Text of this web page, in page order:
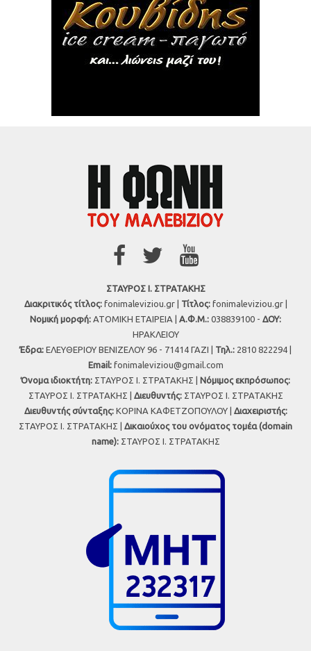
ΣΤΑΥΡΟΣ Ι. ΣΤΡΑΤΑΚΗΣ
Διακριτικός τίτλος:fonimaleviziou.gr | Τίτλος:fonimaleviziou.gr |
Νομική μορφή: ΑΤΟΜΙΚΗ ΕΤΑΙΡΕΙΑ | Α.Φ.Μ.: 038839100 - ΔΟΥ:
ΗΡΑΚΛΕΙΟΥ
Έδρα: ΕΛΕΥΘΕΡΙΟΥ ΒΕΝΙΖΕΛΟΥ 96 - 71414 ΓΑΖΙ | Τηλ.: 2810 822294 |
Εmail: fonimaleviziou@gmail.com
Όνομα ιδιοκτήτη: ΣΤΑΥΡΟΣ Ι. ΣΤΡΑΤΑΚΗΣ | Νόμιμος εκπρόσωπος:
ΣΤΑΥΡΟΣ Ι. ΣΤΡΑΤΑΚΗΣ | Διευθυντής:ΣΤΑΥΡΟΣ Ι. ΣΤΡΑΤΑΚΗΣ
Διευθυντής σύνταξης:ΚΟΡΙΝΑ ΚΑΦΕΤΖΟΠΟΥΛΟΥ | Διαχειριστής:
ΣΤΑΥΡΟΣ Ι. ΣΤΡΑΤΑΚΗΣ | Δικαιούχος του ονόματος τομέα (domain
name):ΣΤΑΥΡΟΣ Ι. ΣΤΡΑΤΑΚΗΣ